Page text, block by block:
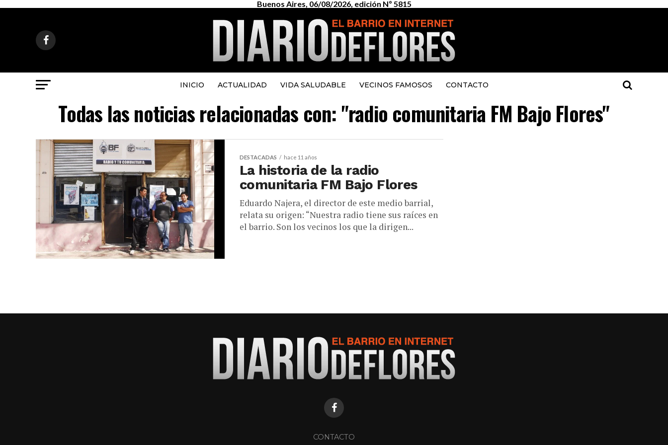
Buenos Aires, 06/08/2026, edición Nº 5815
INICIO ACTUALIDAD VIDA SALUDABLE VECINOS FAMOSOS CONTACTO
Todas las noticias relacionadas con: "radio comunitaria FM Bajo Flores"
DESTACADAS hace 11 años
La historia de la radio
comunitaria FM Bajo Flores
Eduardo Najera, el director de este medio barrial,
relata su origen: “Nuestra radio tiene sus raíces en
el barrio. Son los vecinos los que la dirigen...
CONTACTO